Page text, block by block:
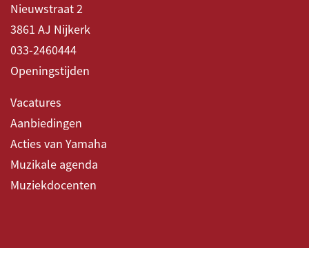
Nieuwstraat 2
3861 AJ Nijkerk
033-2460444
Openingstijden
Vacatures
Aanbiedingen
Acties van Yamaha
Muzikale agenda
Muziekdocenten